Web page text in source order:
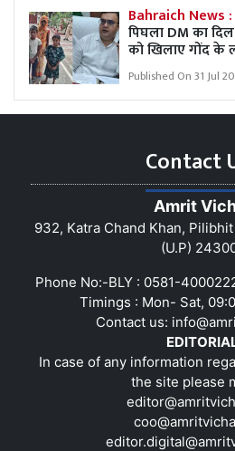
Bahraich News :
पिघला DM का
को खिलाए गोंद के
Published On 31 Jul
Contact
Amrit
932, Katra Chand Khan,
(U.P)
Phone No:-BLY : 0581-
Timings : Mon- Sat,
Contact us:
In case of any information
the site please